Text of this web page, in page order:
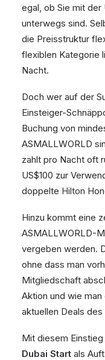
egal, ob Sie mit
unterwegs sind.
die Preisstruktur
flexiblen Kategorie
Nacht.
Doch wer auf der
Einsteiger-
Buchung von
ASMALLWORLD
zahlt pro Nacht oft
US$100 zur
doppelte Hilton
Hinzu kommt eine
ASMALLWORLD-
vergeben werden.
ohne dass man
Mitgliedschaft
Aktion und wie
aktuellen Deals
Mit diesem
Dubai Start als